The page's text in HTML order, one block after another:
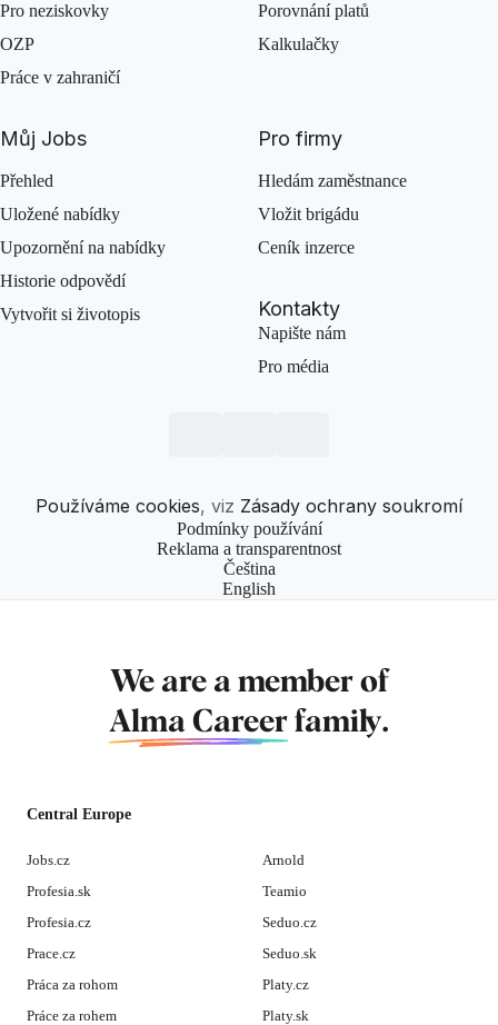
Pro neziskovky
OZP
Práce v zahraničí
Porovnání platů
Kalkulačky
Můj Jobs
Přehled
Uložené nabídky
Upozornění na nabídky
Historie odpovědí
Vytvořit si životopis
Pro firmy
Hledám zaměstnance
Vložit brigádu
Ceník inzerce
Kontakty
Napište nám
Pro média
Používáme cookies, viz Zásady ochrany soukromí
Podmínky používání
Reklama a transparentnost
Čeština
English
We are a member of
Alma Career family.
Central Europe
Jobs.cz
Profesia.sk
Profesia.cz
Prace.cz
Práca za rohom
Práce za rohem
Arnold
Teamio
Seduo.cz
Seduo.sk
Platy.cz
Platy.sk